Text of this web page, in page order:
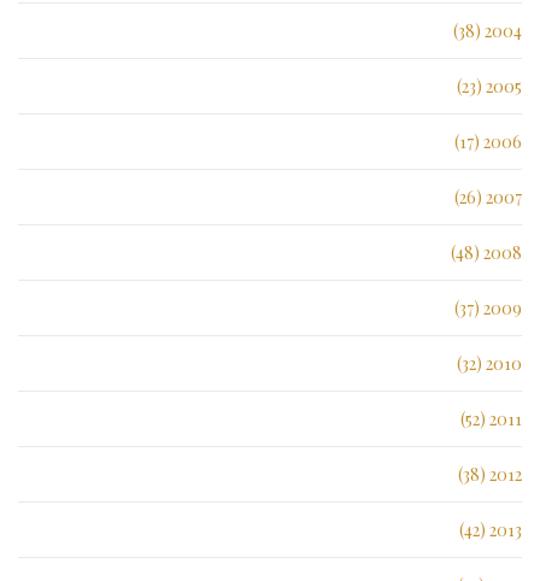
2004 (38)
2005 (23)
2006 (17)
2007 (26)
2008 (48)
2009 (37)
2010 (32)
2011 (52)
2012 (38)
2013 (42)